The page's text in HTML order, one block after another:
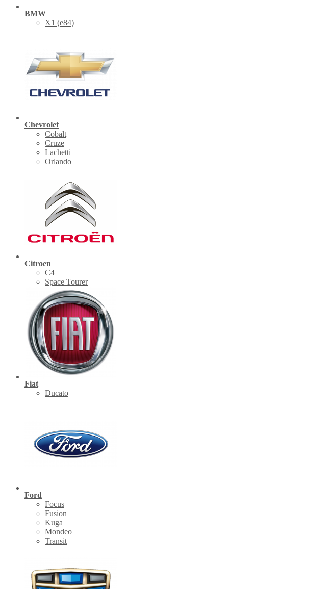
BMW
X1 (е84)
Chevrolet
Cobalt
Cruze
Lachetti
Orlando
Citroen
C4
Space Tourer
Fiat
Ducato
Ford
Focus
Fusion
Kuga
Mondeo
Transit